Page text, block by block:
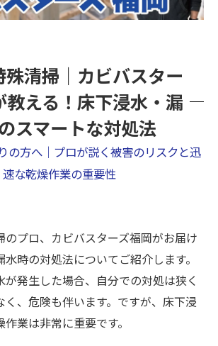
清掃｜カビバスター
教える！床下浸水・漏
スマートな対処法
の方へ｜プロが説く被害のリスクと迅
速な乾燥作業の重要性
のプロ、カビバスターズ福岡がお届け
時の対処法についてご紹介します。
が発生した場合、自分での対処は狭く
く、危険も伴います。ですが、床下浸
業は非常に重要です。